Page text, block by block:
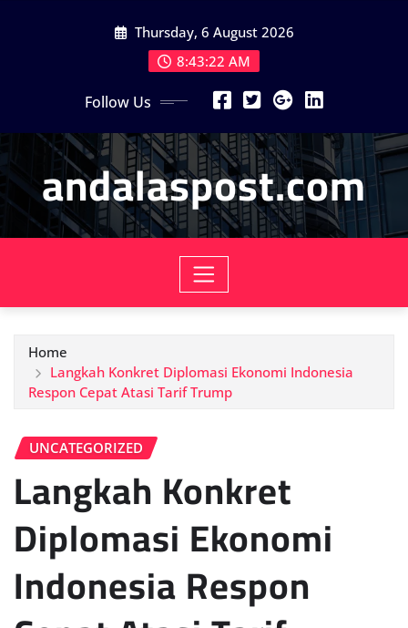
Thursday, 6 August 2026
8:43:24 AM
Follow Us
andalaspost.com
Home
Langkah Konkret Diplomasi Ekonomi Indonesia
Respon Cepat Atasi Tarif Trump
UNCATEGORIZED
Langkah Konkret
Diplomasi Ekonomi
Indonesia Respon